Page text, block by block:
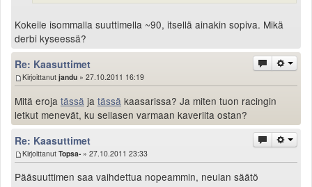
Kokeile isommalla suuttimella ~90, itsellä ainakin sopiva. Mikä
derbi kyseessä?
Re: Kaasuttimet
Kirjoittanut jandu » 27.10.2011 16:19
Mitä eroja tässä ja tässä kaasarissa? Ja miten tuon racingin
letkut menevät, ku sellasen varmaan kaverilta ostan?
Re: Kaasuttimet
Kirjoittanut Topsa- » 27.10.2011 23:33
Pääsuuttimen saa vaihdettua nopeammin, neulan säätö